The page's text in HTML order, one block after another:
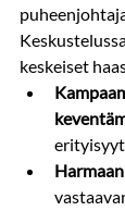
keskeiset